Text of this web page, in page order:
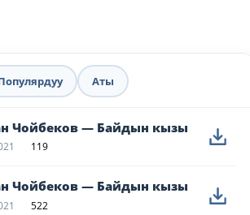
Аты
Чойбеков — Байдын кызы
119
Чойбеков — Байдын кызы
522